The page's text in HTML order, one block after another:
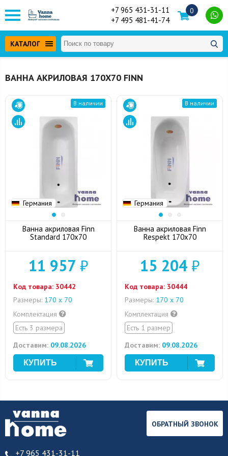
+7 965 431-31-11
+7 495 481-41-74
0
КАТАЛОГ
ВАННА АКРИЛОВАЯ 170Х70 FINN
Германия
В наличии
Ванна акриловая Finn
Standard 170x70
11 957 ₽
Код товара: 30442
Размеры: 170 х 70
Комплектация
Есть 3 размера
Доставим: 09.08.2026
Германия
В наличии
Ванна акриловая Finn
Respekt 170x70
15 204 ₽
Код товара: 30444
Размеры: 170 х 70
Комплектация
Есть 1 размер
Доставим: 09.08.2026
+7 965 431-31-11
ОБРАТНЫЙ ЗВОНОК